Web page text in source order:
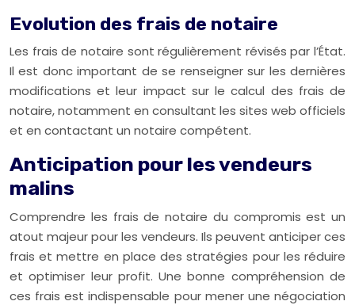
Evolution des frais de notaire
Les frais de notaire sont régulièrement révisés par l’État.
Il est donc important de se renseigner sur les dernières
modifications et leur impact sur le calcul des frais de
notaire, notamment en consultant les sites web officiels
et en contactant un notaire compétent.
Anticipation pour les vendeurs
malins
Comprendre les frais de notaire du compromis est un
atout majeur pour les vendeurs. Ils peuvent anticiper ces
frais et mettre en place des stratégies pour les réduire
et optimiser leur profit. Une bonne compréhension de
ces frais est indispensable pour mener une négociation